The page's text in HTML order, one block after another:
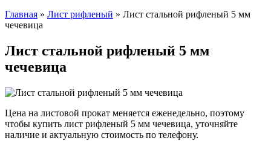
Главная » Лист рифленый » Лист стальной рифленый 5 мм
чечевица
Лист стальной рифленый 5 мм
чечевица
Цена на листовой прокат меняется еженедельно, поэтому
чтобы купить лист рифленый 5 мм чечевица, уточняйте
наличие и актуальную стоимость по телефону.